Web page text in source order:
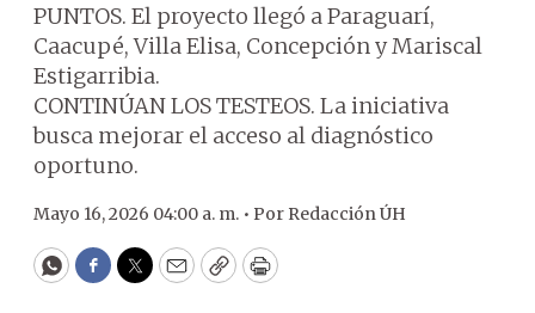
PUNTOS. El proyecto llegó a Paraguarí,
Caacupé, Villa Elisa, Concepción y Mariscal
Estigarribia.
CONTINÚAN LOS TESTEOS. La iniciativa
busca mejorar el acceso al diagnóstico
oportuno.
Mayo 16, 2026 04:00 a. m. • Por Redacción ÚH
WhatsApp
Facebook
Twitter
EmailCopyPrint